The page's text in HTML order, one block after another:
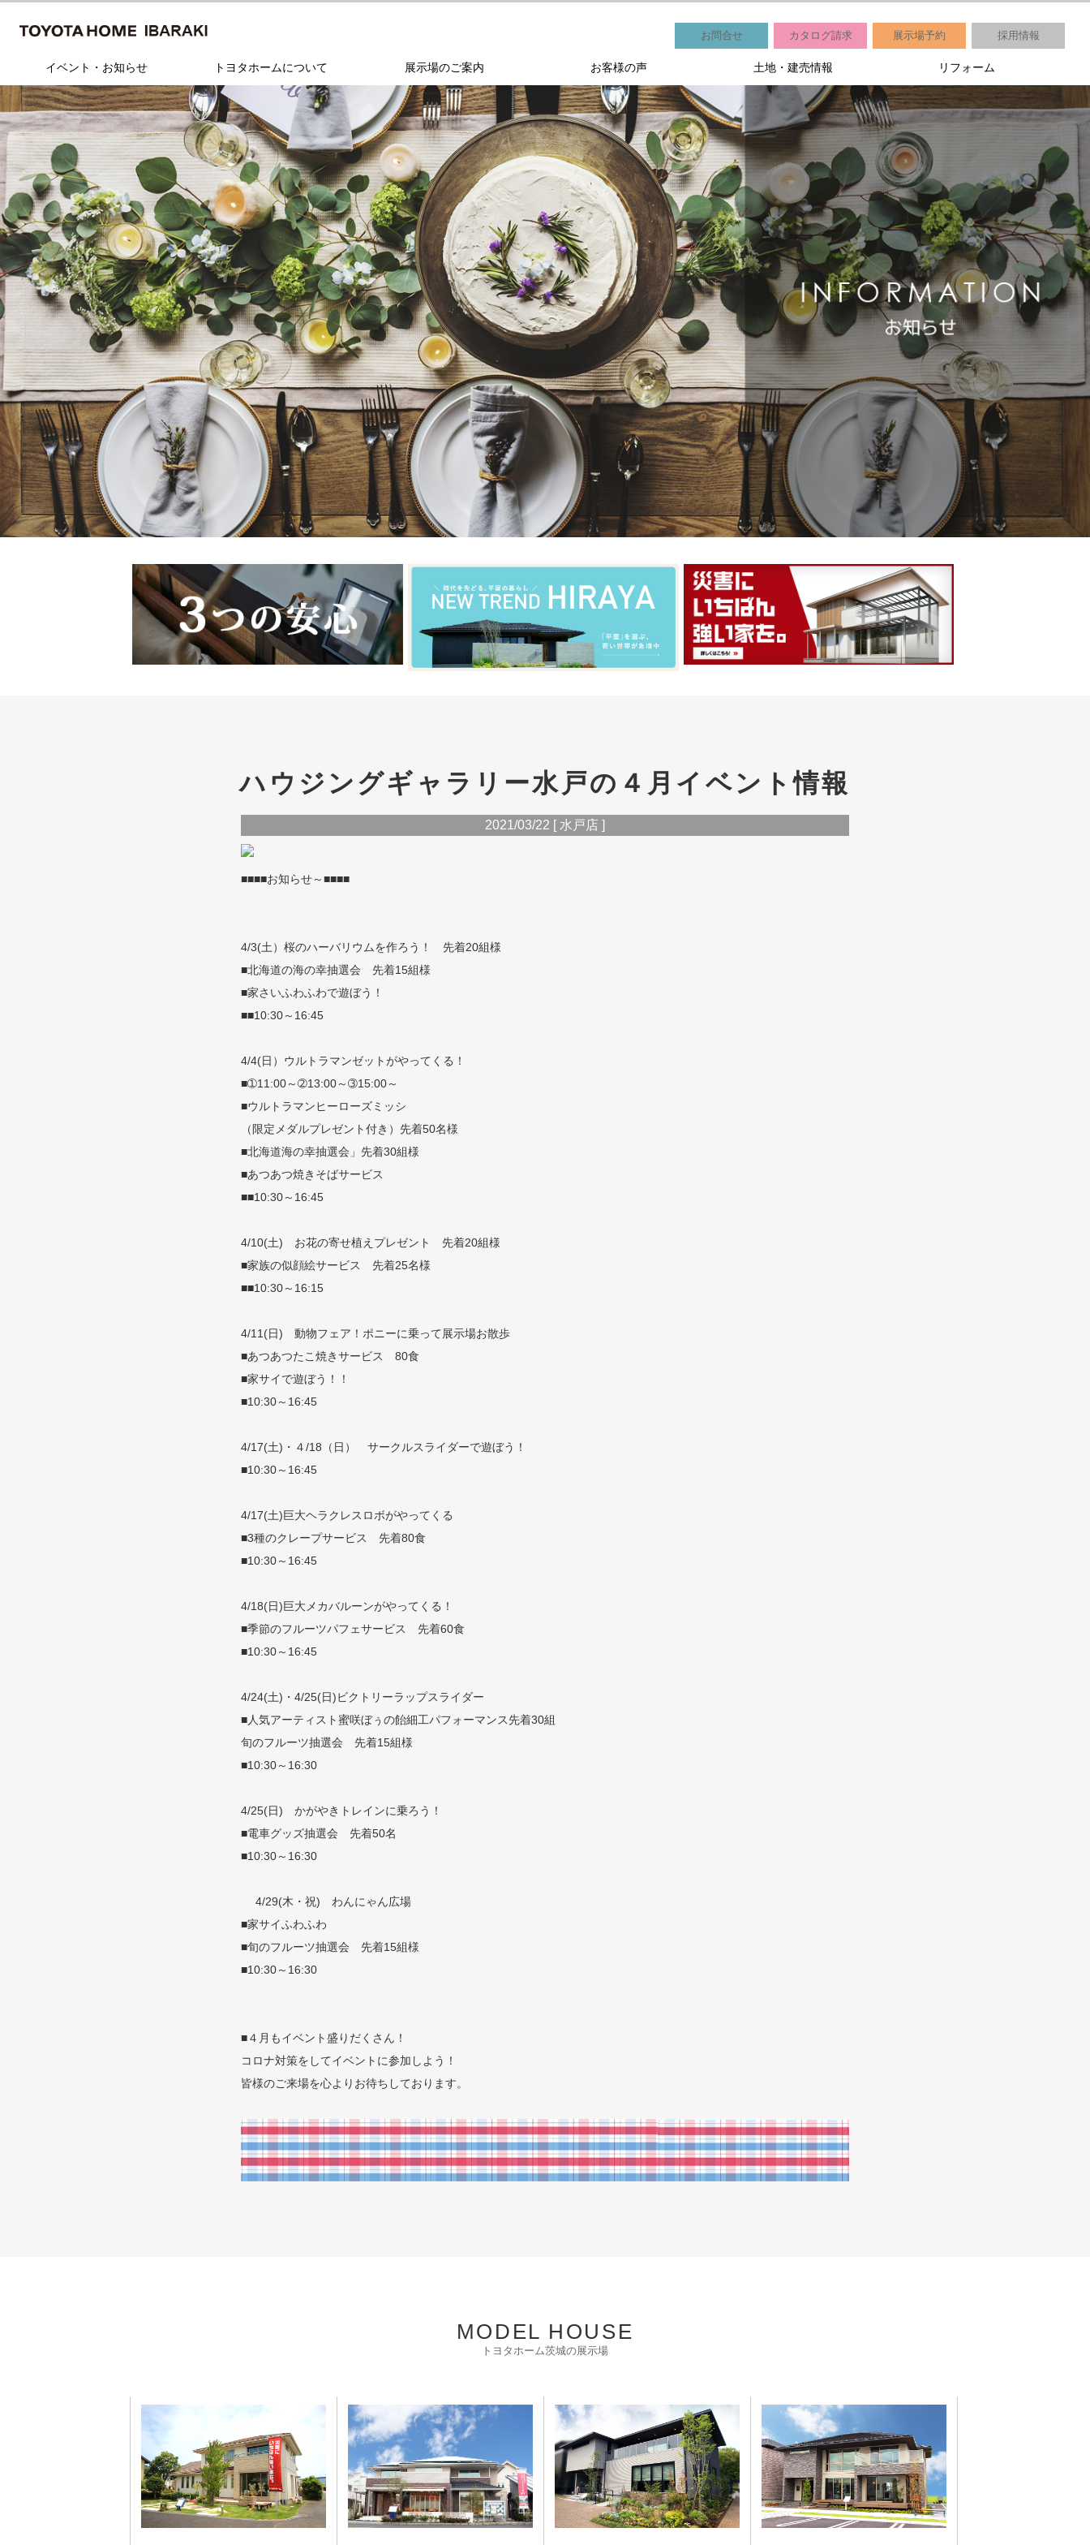
お問合せ カタログ請求 展示場予約 採用情報
イベント・お知らせ トヨタホームについて 展示場のご案内 お客様の声 土地・建売情報 リフォーム
ハウジングギャラリー水戸の４月イベント情報
2021/03/22 [ 水戸店 ]
■■■■お知らせ～■■■■
4/3(土）桜のハーバリウムを作ろう！ 先着20組様
■北海道の海の幸抽選会 先着15組様
■家さいふわふわで遊ぼう！
■■10:30～16:45
4/4(日）ウルトラマンゼットがやってくる！
■➀11:00～➁13:00～➂15:00～
■ウルトラマンヒーローズミッシ
（限定メダルプレゼント付き）先着50名様
■北海道海の幸抽選会」先着30組様
■あつあつ焼きそばサービス
■■10:30～16:45
4/10(土) お花の寄せ植えプレゼント 先着20組様
■家族の似顔絵サービス 先着25名様
■■10:30～16:15
4/11(日) 動物フェア！ポニーに乗って展示場お散歩
■あつあつたこ焼きサービス 80食
■家サイで遊ぼう！！
■10:30～16:45
4/17(土)・４/18（日） サークルスライダーで遊ぼう！
■10:30～16:45
4/17(土)巨大ヘラクレスロボがやってくる
■3種のクレープサービス 先着80食
■10:30～16:45
4/18(日)巨大メカバルーンがやってくる！
■季節のフルーツパフェサービス 先着60食
■10:30～16:45
4/24(土)・4/25(日)ビクトリーラップスライダー
■人気アーティスト蜜咲ぼぅの飴細工パフォーマンス先着30組
旬のフルーツ抽選会 先着15組様
■10:30～16:30
4/25(日) かがやきトレインに乗ろう！
■電車グッズ抽選会 先着50名
■10:30～16:30
4/29(木・祝) わんにゃん広場
■家サイふわふわ
■旬のフルーツ抽選会 先着15組様
■10:30～16:30
■４月もイベント盛りだくさん！
コロナ対策をしてイベントに参加しよう！
皆様のご来場を心よりお待ちしております。
MODEL HOUSE
トヨタホーム茨城の展示場